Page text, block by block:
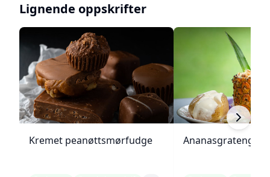
Lignende oppskrifter
Kremet peanøttsmørfudge Ananasgrateng